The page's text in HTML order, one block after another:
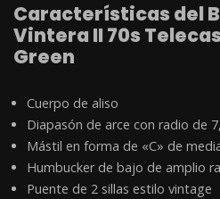
Características del
Vintera II 70s
Green
Cuerpo de aliso
Diapasón de arce con radio de
Mástil en forma de «C» de
Humbucker de bajo de amplio
Puente de 2 sillas estilo vintage